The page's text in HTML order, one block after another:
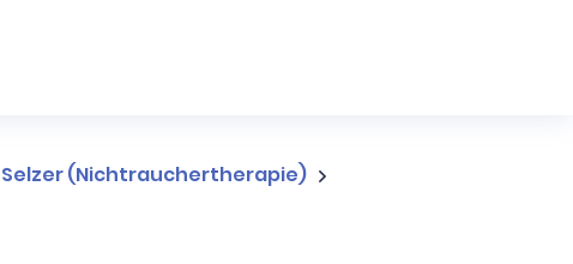
Selzer (Nichtrauchertherapie)